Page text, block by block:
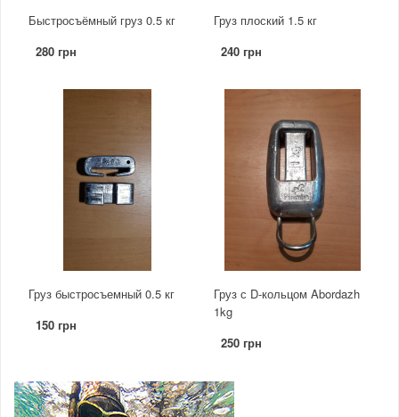
Быстросъёмный груз 0.5 кг
280 грн
Груз плоский 1.5 кг
240 грн
Груз быстросъемный 0.5 кг
150 грн
Груз с D-кольцом Abordazh
1kg
250 грн